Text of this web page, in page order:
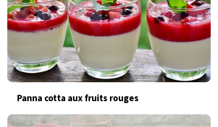
Panna cotta aux fruits rouges